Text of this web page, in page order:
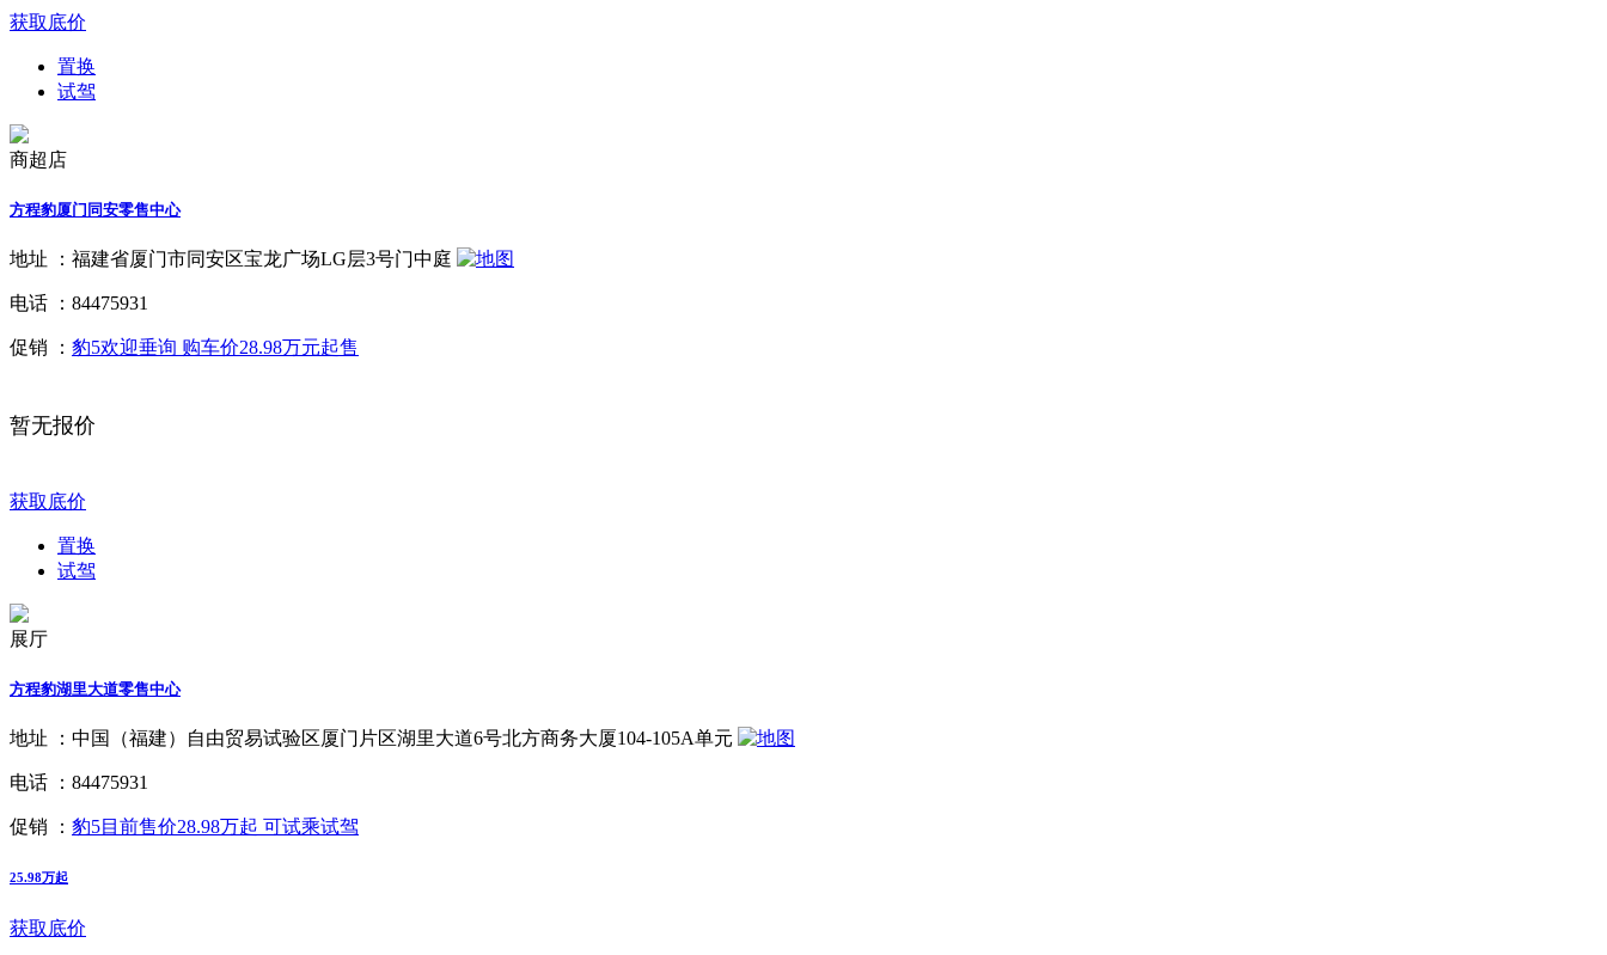
获取底价
置换
试驾
商超店
方程豹厦门同安零售中心
地址 ： 福建省厦门市同安区宝龙广场LG层3号门中庭
电话 ： 84475931
促销 ： 豹5欢迎垂询 购车价28.98万元起售
暂无报价
获取底价
置换
试驾
展厅
方程豹湖里大道零售中心
地址 ： 中国（福建）自由贸易试验区厦门片区湖里大道6号北方商务大厦104-105A单元
电话 ： 84475931
促销 ： 豹5目前售价28.98万起 可试乘试驾
25.98万起
获取底价